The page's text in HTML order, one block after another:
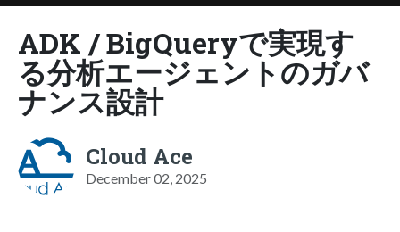
ADK / BigQueryで実現す
る分析エージェントのガバ
ナンス設計
Cloud Ace
December 02, 2025